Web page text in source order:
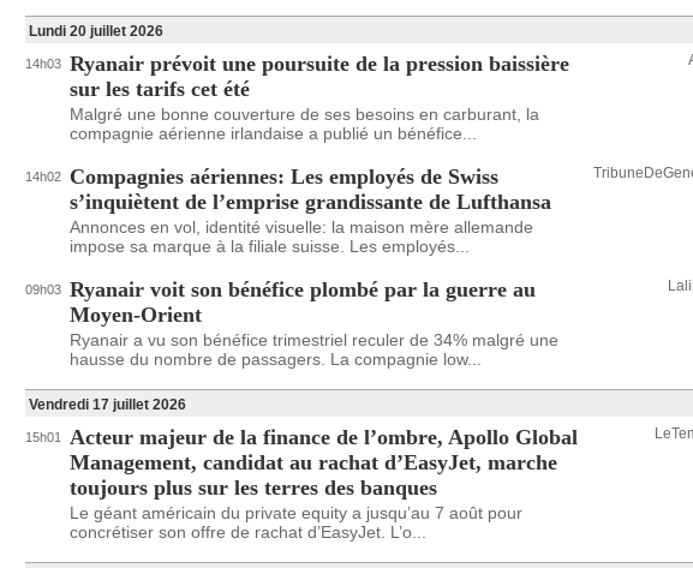
Lundi 20 juillet 2026
14h03 Ryanair prévoit une poursuite de la pression baissière
sur les tarifs cet été
Malgré une bonne couverture de ses besoins en carburant, la
compagnie aérienne irlandaise a publié un bénéfice...
14h02
Compagnies aériennes: Les employés de Swiss
s’inquiètent de l’emprise grandissante de Lufthansa
Annonces en vol, identité visuelle: la maison mère allemande
impose sa marque à la filiale suisse. Les employés...
09h03 Ryanair voit son bénéfice plombé par la guerre au
Moyen-Orient
Ryanair a vu son bénéfice trimestriel reculer de 34% malgré une
hausse du nombre de passagers. La compagnie low...
Vendredi 17 juillet 2026
15h01
Acteur majeur de la finance de l’ombre, Apollo Global
Management, candidat au rachat d’EasyJet, marche
toujours plus sur les terres des banques
Le géant américain du private equity a jusqu’au 7 août pour
concrétiser son offre de rachat d’EasyJet. L’o...